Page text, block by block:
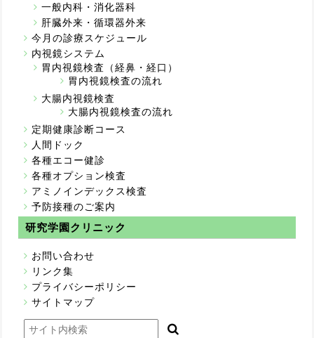
一般内科・消化器科
肝臓外来・循環器外来
今月の診療スケジュール
内視鏡システム
胃内視鏡検査（経鼻・経口）
胃内視鏡検査の流れ
大腸内視鏡検査
大腸内視鏡検査の流れ
定期健康診断コース
人間ドック
各種エコー健診
各種オプション検査
アミノインデックス検査
予防接種のご案内
研究学園クリニック
お問い合わせ
リンク集
プライバシーポリシー
サイトマップ